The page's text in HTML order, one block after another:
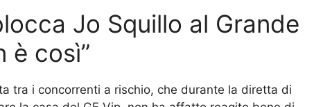
Jo Squillo al Grande
è così”
tra i concorrenti a rischio, che durante la diretta di